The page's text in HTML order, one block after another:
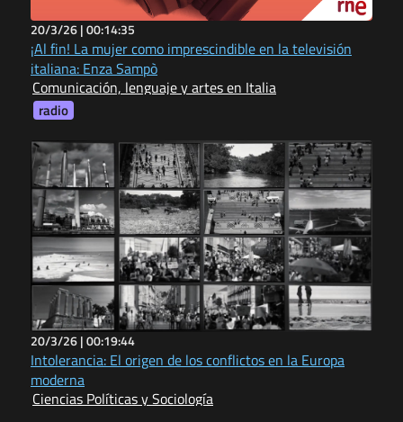
20/3/26 |00:14:35
¡Al fin! La mujer como imprescindible en la televisión
italiana: Enza Sampò
Comunicación, lenguaje y artes en Italia
radio
20/3/26 |00:19:44
Intolerancia: El origen de los conflictos en la Europa
moderna
Ciencias Políticas y Sociología